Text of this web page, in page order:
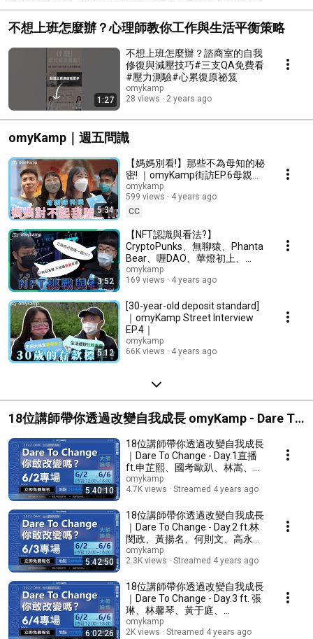
不想上班怎麼辦？心理師教你工作與生活平衡策略
1:27
不想上班怎麼辦？諮商室的自我
修復與減壓技巧#三支QA免費看
#壓力測驗#心累復原祕笈
omykamp
28 views
2 years ago
omyKamp｜週五問識
5:34
【媽媽別看!】那些不為母知的秘
密! ｜omyKamp街訪EP.6母親節
特輯｜
omykamp
599 views
4 years ago
CC
3:52
【NFT認識與看法?】
CryptoPunks、無聊猿、Phanta
Bear、喱DAO、華燈初上、
NVLPE｜omyKamp街訪EP.5｜
omykamp
169 views
4 years ago
5:12
[30-year-old deposit standard]
｜omyKamp Street Interview
EP.4｜
omykamp
66K views
4 years ago
18位講師帶你透過改變自我成長 omyKamp - Dare To
Change｜Day1~Day5
5:40:10
18位講師帶你透過改變自我成長
｜Dare To Change - Day.1直播
ft.申芷熙、國考歐趴、林嵩、戴
家旭
omykamp
4.7K views
Streamed 4 years ago
5:42:50
18位講師帶你透過改變自我成長
｜Dare To Change - Day.2 ft.林
閔政、黃揚名、何則文、高永
棋、張忘形
omykamp
2.3K views
Streamed 4 years ago
6:02:26
18位講師帶你透過改變自我成長
｜Dare To Change - Day.3 ft. 張
琳、林馨琴、黃于庭、
omyKamp
omykamp
2K views
Streamed 4 years ago